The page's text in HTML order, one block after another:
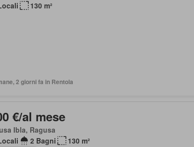
130 m²
2 giorni fa in Rentola
€/al mese
Ibla, Ragusa
2 Bagni
130 m²